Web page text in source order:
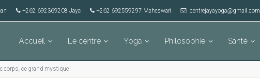
+262 692369208 Jaya +262 692559297 Maheswari centrejayayoga@gmail.com
Accueil Le centre Yoga Philosophie Santé
corps, ce grand mystique !